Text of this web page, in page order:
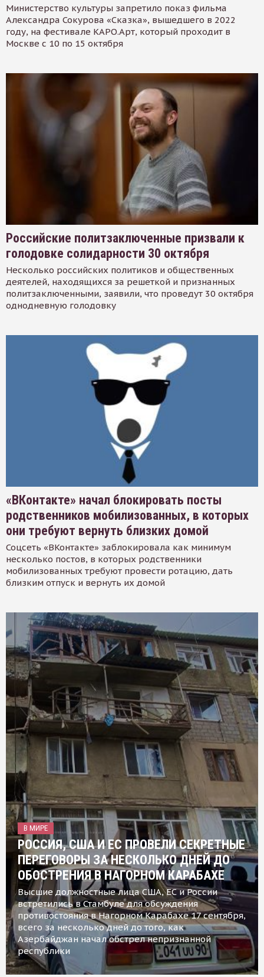
Министерство культуры запретило показ фильма
Александра Сокурова «Сказка», вышедшего в 2022
году, на фестивале КАРО.Арт, который проходит в
Москве с 10 по 15 октября
Российские политзаключенные призвали к
голодовке солидарности 30 октября
Несколько российских политиков и общественных
деятелей, находящихся за решеткой и признанных
политзаключенными, заявили, что проведут 30 октября
однодневную голодовку
«ВКонтакте» начал блокировать посты
родственников мобилизованных, в которых
они требуют вернуть близких домой
Соцсеть «ВКонтакте» заблокировала как минимум
несколько постов, в которых родственники
мобилизованных требуют провести ротацию, дать
близким отпуск и вернуть их домой
В МИРЕ
РОССИЯ, США И ЕС ПРОВЕЛИ СЕКРЕТНЫЕ
ПЕРЕГОВОРЫ ЗА НЕСКОЛЬКО ДНЕЙ ДО
ОБОСТРЕНИЯ В НАГОРНОМ КАРАБАХЕ
Высшие должностные лица США, ЕС и России
встретились в Стамбуле для обсуждения
противостояния в Нагорном Карабахе 17 сентября,
всего за несколько дней до того, как
Азербайджан начал обстрел непризнанной
республики